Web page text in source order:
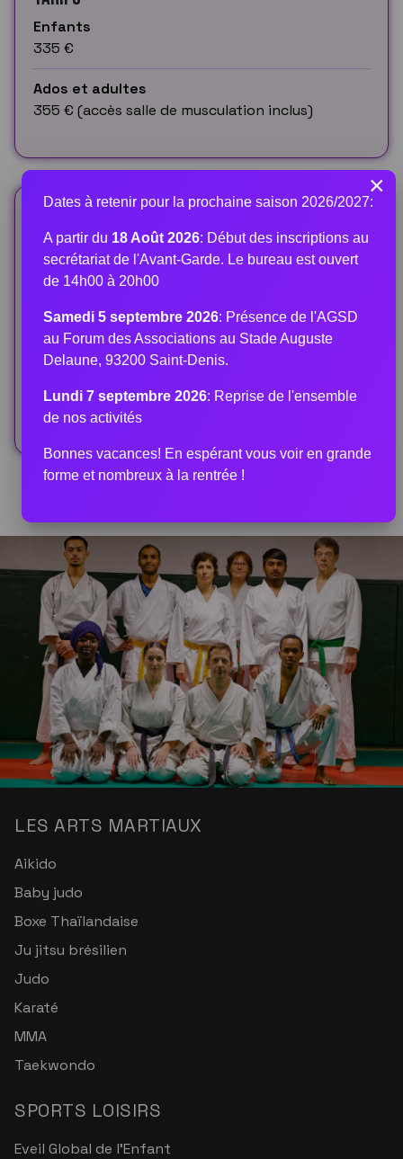
Enfants
335 €
Ados et adultes
355 € (accès salle de musculation inclus)
Stéphane RAVEAU
Breveté d'Etat
Elysa BOURS
BP JEPS
LES ARTS MARTIAUX
Aikido
Baby judo
Boxe Thaïlandaise
Ju jitsu brésilien
Judo
Karaté
MMA
Taekwondo
SPORTS LOISIRS
Eveil Global de l'Enfant
×
Dates à retenir pour la prochaine saison 2026/2027:
A partir du 18 Août 2026: Début des inscriptions au
secrétariat de l'Avant-Garde. Le bureau est ouvert
de 14h00 à 20h00
Samedi 5 septembre 2026: Présence de l'AGSD
au Forum des Associations au Stade Auguste
Delaune, 93200 Saint-Denis.
Lundi 7 septembre 2026: Reprise de l'ensemble
de nos activités
Bonnes vacances! En espérant vous voir en grande
forme et nombreux à la rentrée !